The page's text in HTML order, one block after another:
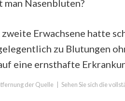
Nasenbluten?
Erwachsene hatte
zu Blutungen
eine ernsthafte
der Quelle Sehen Sie sich die